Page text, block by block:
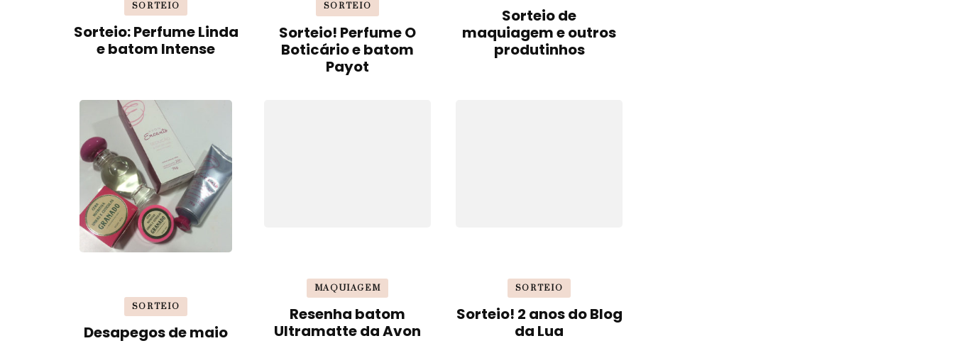
SORTEIO
Sorteio: Perfume Linda
e batom Intense
SORTEIO
Sorteio! Perfume O
Boticário e batom
Payot
Sorteio de
maquiagem e outros
produtinhos
SORTEIO
Desapegos de maio
MAQUIAGEM
Resenha batom
Ultramatte da Avon
SORTEIO
Sorteio! 2 anos do Blog
da Lua